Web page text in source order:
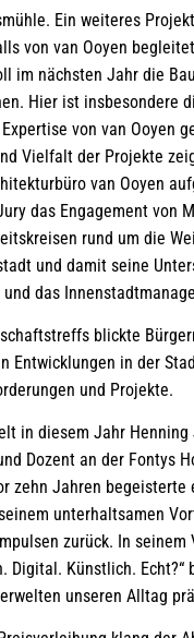
Ein weiteres
von van Ooyen
im nächsten Jahr die
Hier ist insbesondere
von van Ooyen
Vielfalt der Projekte
van Ooyen
das Engagement von
rund um die
und damit seine
das
blickte
Entwicklungen in der
und Projekte.
in diesem Jahr Henning
Dozent an der Fontys
zehn Jahren begeisterte
unterhaltsamen
zurück. In seinem
Digital. Künstlich. Echt?“
unseren Alltag